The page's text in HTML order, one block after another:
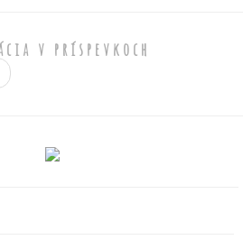
v príspevkoch